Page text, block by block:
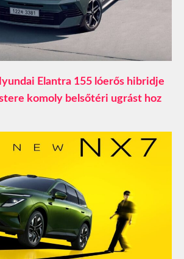
Elantra 155 lóerős hibridje
komoly belsőtéri ugrást hoz